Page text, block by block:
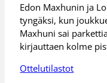
Edon Maxhunin ja
tyngäksi, kun
Maxhuni sai
kirjauttaen kolme
Ottelutilastot